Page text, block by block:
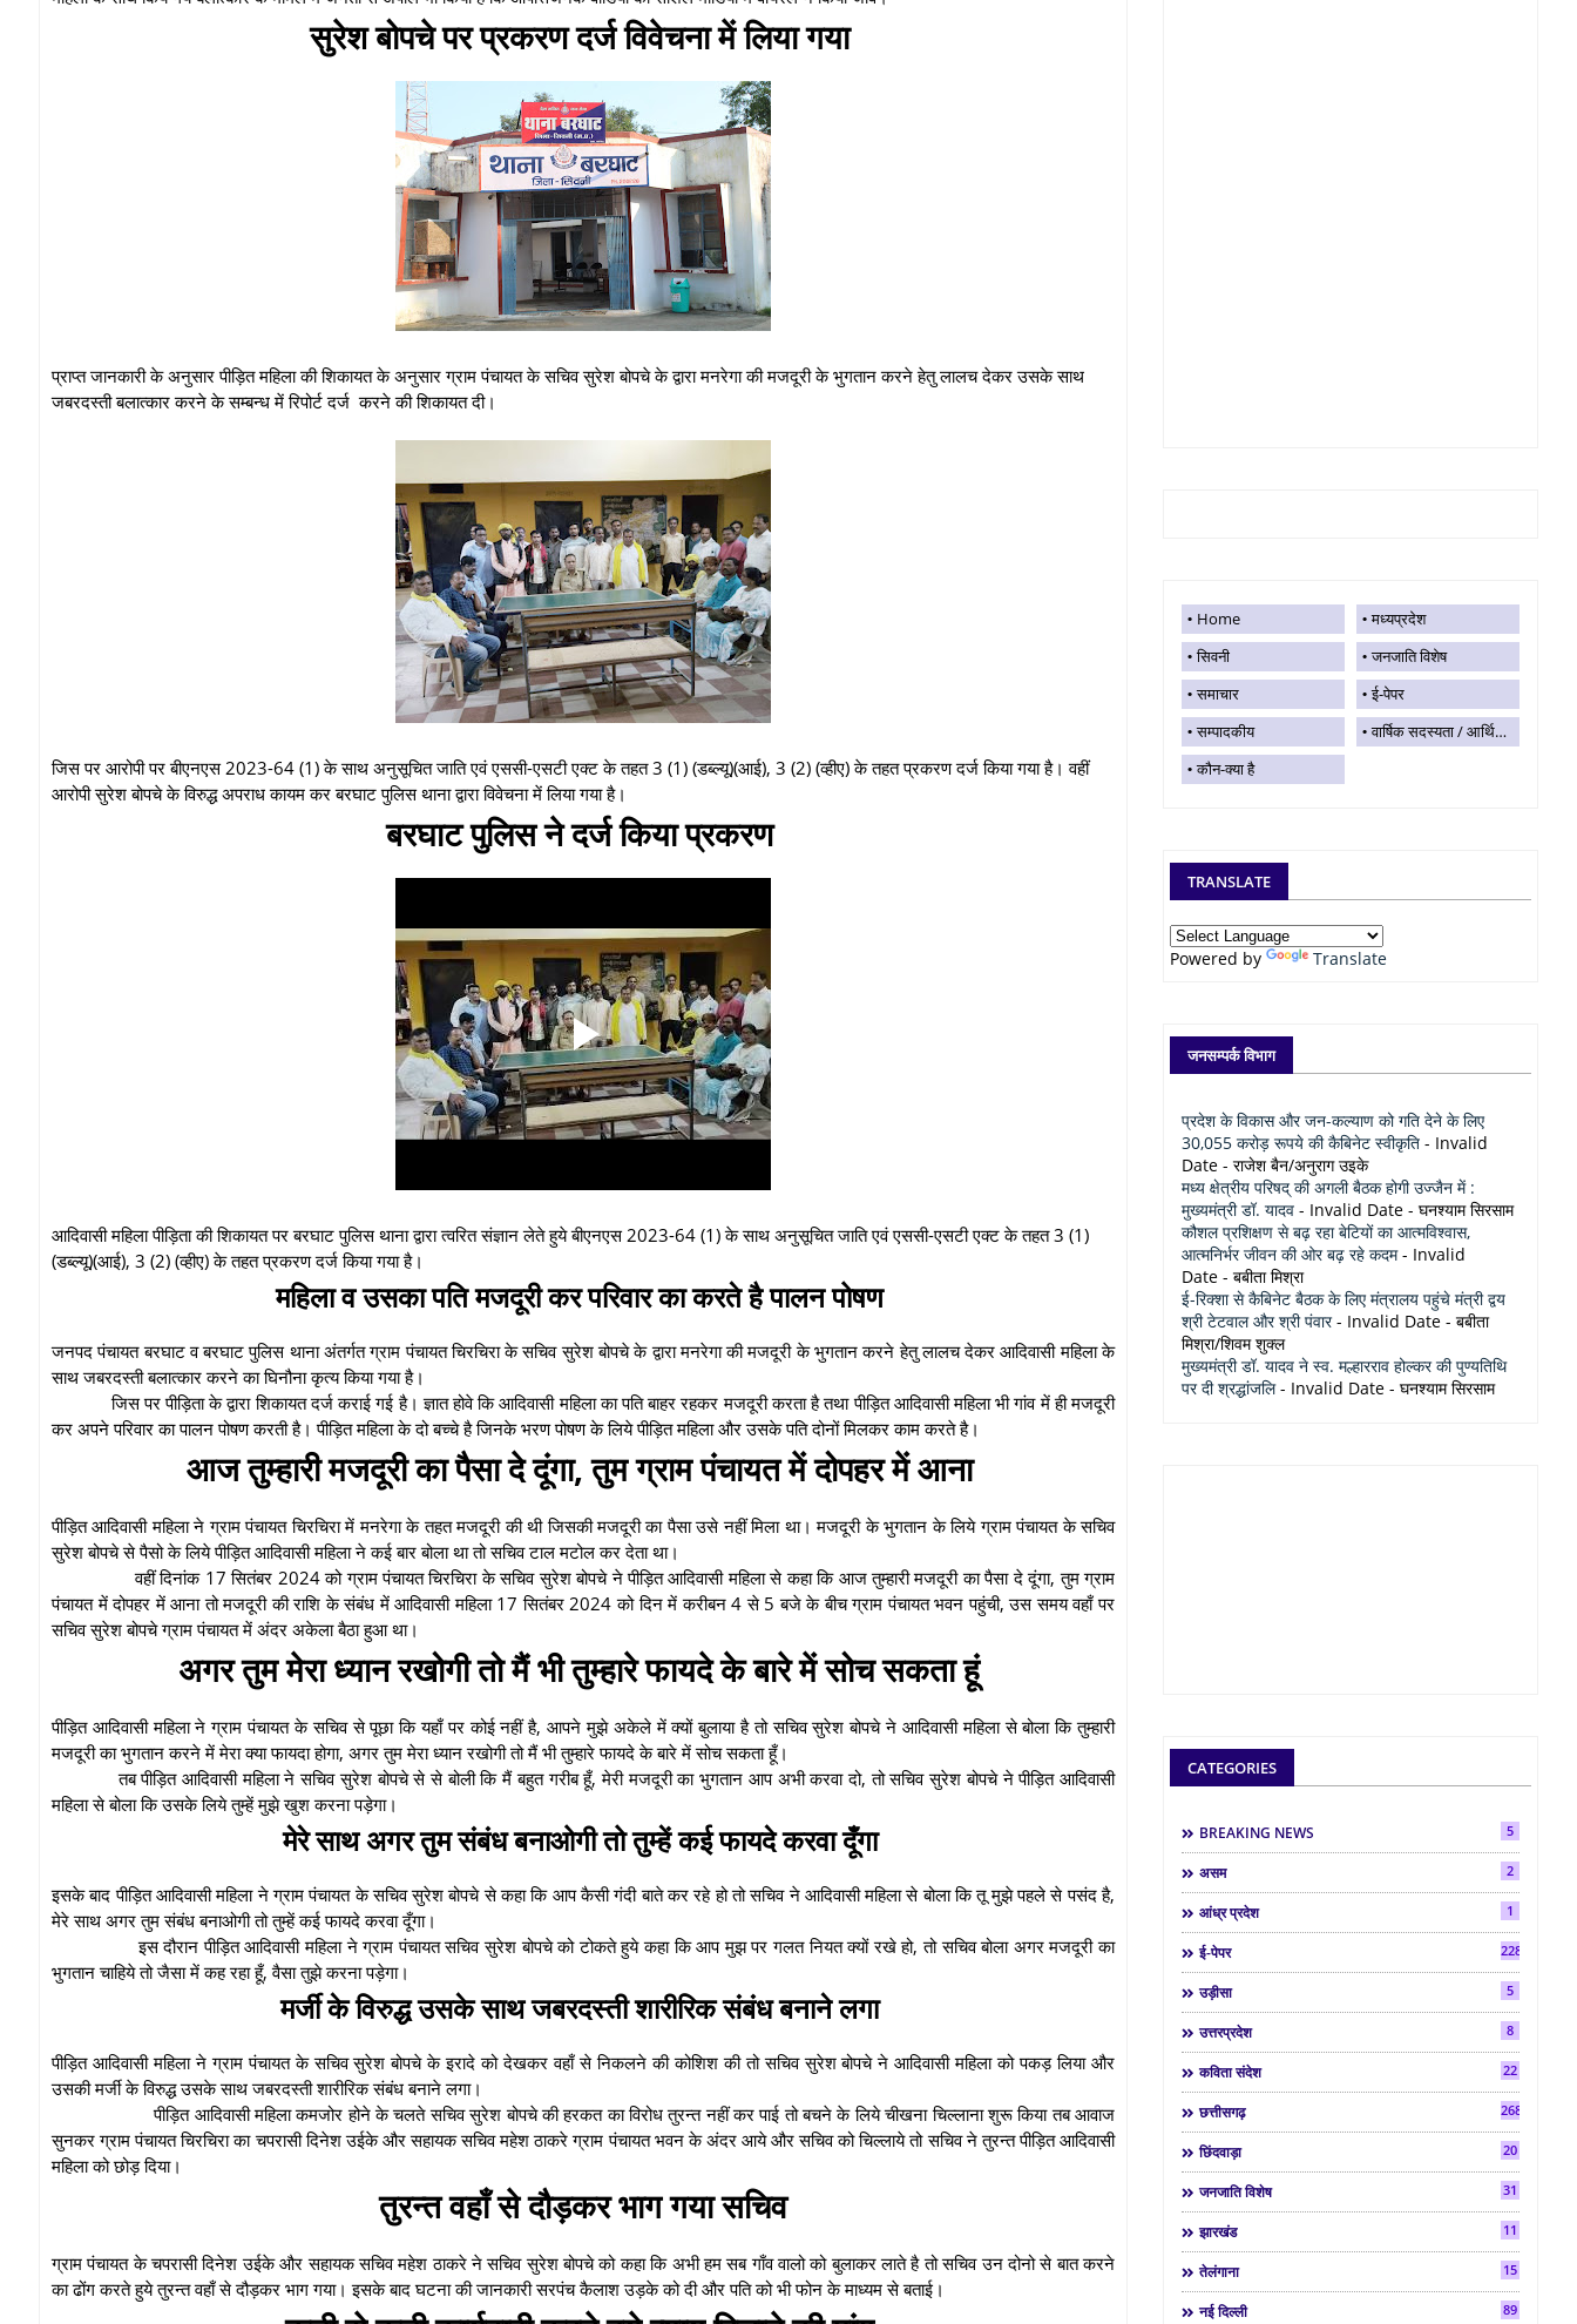
सुरेश बोपचे पर प्रकरण दर्ज विवेचना में लिया गया
प्राप्त जानकारी के अनुसार पीड़ित महिला की शिकायत के अनुसार ग्राम पंचायत के सचिव सुरेश बोपचे के द्वारा मनरेगा की मजदूरी के भुगतान करने हेतु लालच देकर उसके साथ
जबरदस्ती बलात्कार करने के सम्बन्ध में रिपोर्ट दर्ज करने की शिकायत दी।
जिस पर आरोपी पर बीएनएस 2023-64 (1) के साथ अनुसूचित जाति एवं एससी-एसटी एक्ट के तहत 3 (1) (डब्ल्यू)(आई), 3 (2) (व्हीए) के तहत प्रकरण दर्ज किया गया है। वहीं
आरोपी सुरेश बोपचे के विरुद्ध अपराध कायम कर बरघाट पुलिस थाना द्वारा विवेचना में लिया गया है।
बरघाट पुलिस ने दर्ज किया प्रकरण
आदिवासी महिला पीड़िता की शिकायत पर बरघाट पुलिस थाना द्वारा त्वरित संज्ञान लेते हुये बीएनएस 2023-64 (1) के साथ अनुसूचित जाति एवं एससी-एसटी एक्ट के तहत 3 (1)
(डब्ल्यू)(आई), 3 (2) (व्हीए) के तहत प्रकरण दर्ज किया गया है।
महिला व उसका पति मजदूरी कर परिवार का करते है पालन पोषण
जनपद पंचायत बरघाट व बरघाट पुलिस थाना अंतर्गत ग्राम पंचायत चिरचिरा के सचिव सुरेश बोपचे के द्वारा मनरेगा की मजदूरी के भुगतान करने हेतु लालच देकर आदिवासी महिला के
साथ जबरदस्ती बलात्कार करने का घिनौना कृत्य किया गया है।
जिस पर पीड़िता के द्वारा शिकायत दर्ज कराई गई है। ज्ञात होवे कि आदिवासी महिला का पति बाहर रहकर मजदूरी करता है तथा पीड़ित आदिवासी महिला भी गांव में ही मजदूरी
कर अपने परिवार का पालन पोषण करती है। पीड़ित महिला के दो बच्चे है जिनके भरण पोषण के लिये पीड़ित महिला और उसके पति दोनों मिलकर काम करते है।
आज तुम्हारी मजदूरी का पैसा दे दूंगा, तुम ग्राम पंचायत में दोपहर में आना
पीड़ित आदिवासी महिला ने ग्राम पंचायत चिरचिरा में मनरेगा के तहत मजदूरी की थी जिसकी मजदूरी का पैसा उसे नहीं मिला था। मजदूरी के भुगतान के लिये ग्राम पंचायत के सचिव
सुरेश बोपचे से पैसो के लिये पीड़ित आदिवासी महिला ने कई बार बोला था तो सचिव टाल मटोल कर देता था।
वहीं दिनांक 17 सितंबर 2024 को ग्राम पंचायत चिरचिरा के सचिव सुरेश बोपचे ने पीड़ित आदिवासी महिला से कहा कि आज तुम्हारी मजदूरी का पैसा दे दूंगा, तुम ग्राम
पंचायत में दोपहर में आना तो मजदूरी की राशि के संबंध में आदिवासी महिला 17 सितंबर 2024 को दिन में करीबन 4 से 5 बजे के बीच ग्राम पंचायत भवन पहुंची, उस समय वहाँ पर
सचिव सुरेश बोपचे ग्राम पंचायत में अंदर अकेला बैठा हुआ था।
अगर तुम मेरा ध्यान रखोगी तो मैं भी तुम्हारे फायदे के बारे में सोच सकता हूं
पीड़ित आदिवासी महिला ने ग्राम पंचायत के सचिव से पूछा कि यहाँ पर कोई नहीं है, आपने मुझे अकेले में क्यों बुलाया है तो सचिव सुरेश बोपचे ने आदिवासी महिला से बोला कि तुम्हारी
मजदूरी का भुगतान करने में मेरा क्या फायदा होगा, अगर तुम मेरा ध्यान रखोगी तो मैं भी तुम्हारे फायदे के बारे में सोच सकता हूँ।
तब पीड़ित आदिवासी महिला ने सचिव सुरेश बोपचे से से बोली कि मैं बहुत गरीब हूँ, मेरी मजदूरी का भुगतान आप अभी करवा दो, तो सचिव सुरेश बोपचे ने पीड़ित आदिवासी
महिला से बोला कि उसके लिये तुम्हें मुझे खुश करना पड़ेगा।
मेरे साथ अगर तुम संबंध बनाओगी तो तुम्हें कई फायदे करवा दूँगा
इसके बाद पीड़ित आदिवासी महिला ने ग्राम पंचायत के सचिव सुरेश बोपचे से कहा कि आप कैसी गंदी बाते कर रहे हो तो सचिव ने आदिवासी महिला से बोला कि तू मुझे पहले से पसंद है,
मेरे साथ अगर तुम संबंध बनाओगी तो तुम्हें कई फायदे करवा दूँगा।
इस दौरान पीड़ित आदिवासी महिला ने ग्राम पंचायत सचिव सुरेश बोपचे को टोकते हुये कहा कि आप मुझ पर गलत नियत क्यों रखे हो, तो सचिव बोला अगर मजदूरी का
भुगतान चाहिये तो जैसा में कह रहा हूँ, वैसा तुझे करना पड़ेगा।
मर्जी के विरुद्ध उसके साथ जबरदस्ती शारीरिक संबंध बनाने लगा
पीड़ित आदिवासी महिला ने ग्राम पंचायत के सचिव सुरेश बोपचे के इरादे को देखकर वहाँ से निकलने की कोशिश की तो सचिव सुरेश बोपचे ने आदिवासी महिला को पकड़ लिया और
उसकी मर्जी के विरुद्ध उसके साथ जबरदस्ती शारीरिक संबंध बनाने लगा।
पीड़ित आदिवासी महिला कमजोर होने के चलते सचिव सुरेश बोपचे की हरकत का विरोध तुरन्त नहीं कर पाई तो बचने के लिये चीखना चिल्लाना शुरू किया तब आवाज
सुनकर ग्राम पंचायत चिरचिरा का चपरासी दिनेश उईके और सहायक सचिव महेश ठाकरे ग्राम पंचायत भवन के अंदर आये और सचिव को चिल्लाये तो सचिव ने तुरन्त पीड़ित आदिवासी
महिला को छोड़ दिया।
तुरन्त वहाँ से दौड़कर भाग गया सचिव
ग्राम पंचायत के चपरासी दिनेश उईके और सहायक सचिव महेश ठाकरे ने सचिव सुरेश बोपचे को कहा कि अभी हम सब गाँव वालो को बुलाकर लाते है तो सचिव उन दोनो से बात करने
का ढोंग करते हुये तुरन्त वहाँ से दौड़कर भाग गया। इसके बाद घटना की जानकारी सरपंच कैलाश उड़के को दी और पति को भी फोन के माध्यम से बताई।
Home
मध्यप्रदेश
सिवनी
जनजाति विशेष
समाचार
ई-पेपर
सम्पादकीय
वार्षिक सदस्यता / आर्थिक सहयोग
कौन-क्या है
TRANSLATE
Powered by Translate
जनसम्पर्क विभाग
प्रदेश के विकास और जन-कल्याण को गति देने के लिए
30,055 करोड़ रूपये की कैबिनेट स्वीकृति - Invalid
Date - राजेश बैन/अनुराग उइके
मध्य क्षेत्रीय परिषद् की अगली बैठक होगी उज्जैन में :
मुख्यमंत्री डॉ. यादव - Invalid Date - घनश्याम सिरसाम
कौशल प्रशिक्षण से बढ़ रहा बेटियों का आत्मविश्वास,
आत्मनिर्भर जीवन की ओर बढ़ रहे कदम- Invalid
Date - बबीता मिश्रा
ई-रिक्शा से कैबिनेट बैठक के लिए मंत्रालय पहुंचे मंत्री द्वय
श्री टेटवाल और श्री पंवार- Invalid Date - बबीता
मिश्रा/शिवम शुक्ल
मुख्यमंत्री डॉ. यादव ने स्व. मल्हारराव होल्कर की पुण्यतिथि
पर दी श्रद्धांजलि- Invalid Date - घनश्याम सिरसाम
CATEGORIES
BREAKING NEWS 5
असम 2
आंध्र प्रदेश 1
ई-पेपर 2286
उड़ीसा 5
उत्तरप्रदेश 8
कविता संदेश 22
छत्तीसगढ़ 268
छिंदवाड़ा 20
जनजाति विशेष 31
झारखंड 11
तेलंगाना 15
नई दिल्ली 89